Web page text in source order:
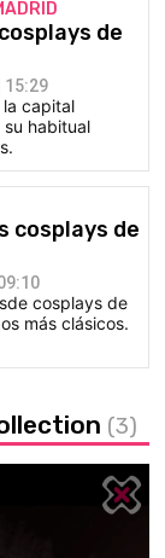
de
15:29
la capital
habitual
cosplays de
cosplays de
más clásicos.
(3)